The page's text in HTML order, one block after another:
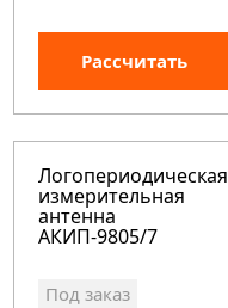
Рассчитать
Логопериодическая
измерительная
антенна
АКИП-9805/7
Под заказ